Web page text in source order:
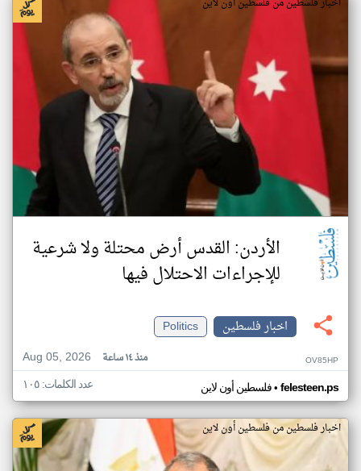
الأردن: القدس أرض محتلة ولا شرعية
للإجراءات الاحتلال فيها
اخبار فلسطين
Politics
Aug 05, 2026
منذ ١٤ ساعة OV85HP
فلسطين أون لاين• felesteen.ps عدد الكلمات: ١٠٥
اخبار فلسطين من فلسطين أون لاين